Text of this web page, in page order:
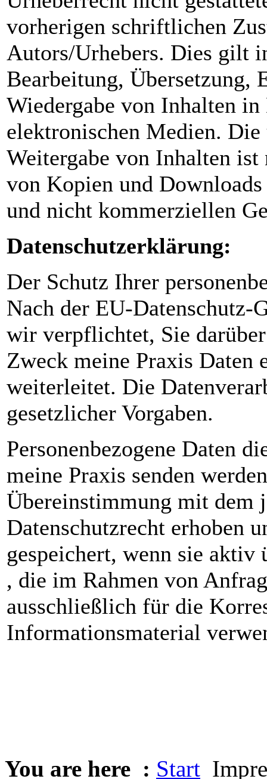
vorherigen schriftlichen
Autors/Urhebers. Dies gilt
Bearbeitung, Übersetzung,
Wiedergabe von Inhalten in
elektronischen Medien.
Weitergabe von Inhalten
von Kopien und
und nicht kommerziellen
Datenschutzerklärung:
Der Schutz Ihrer
Nach der EU-Datenschutz-
wir verpflichtet, Sie
Zweck meine Praxis Daten
weiterleitet. Die
gesetzlicher Vorgaben.
Personenbezogene Daten
meine Praxis senden
Übereinstimmung mit dem
Datenschutzrecht erhoben
gespeichert, wenn sie
, die im Rahmen von
ausschließlich für die
Informationsmaterial
You are here : Start